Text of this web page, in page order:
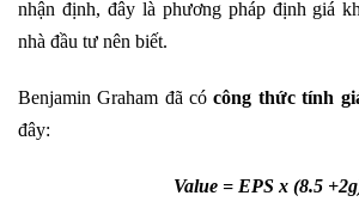
nhận định, đây là phương pháp định giá
nhà đầu tư nên biết.
Benjamin Graham đã cócông thức tính
đây:
Value = EPS x (8.5